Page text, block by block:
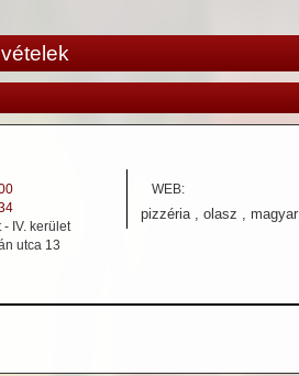
- IV. kerület
utca 13
WEB:
pizzéria , olasz , magyar